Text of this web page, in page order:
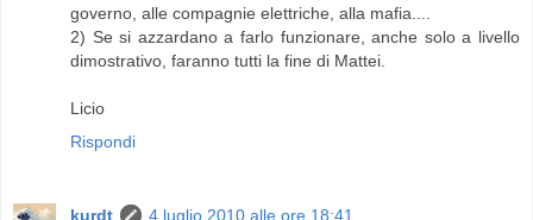
governo, alle compagnie elettriche, alla mafia....
2) Se si azzardano a farlo funzionare, anche solo a livello
dimostrativo, faranno tutti la fine di Mattei.
Licio
Rispondi
kurdt
4 luglio 2010 alle ore 18:41